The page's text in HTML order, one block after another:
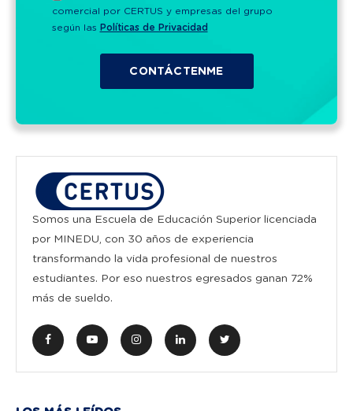
comercial por CERTUS y empresas del grupo
según las Políticas de Privacidad
Somos una Escuela de Educación Superior licenciada
por MINEDU, con 30 años de experiencia
transformando la vida profesional de nuestros
estudiantes. Por eso nuestros egresados ganan 72%
más de sueldo.